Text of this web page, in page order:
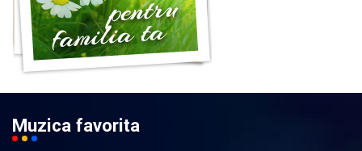
Muzica favorita